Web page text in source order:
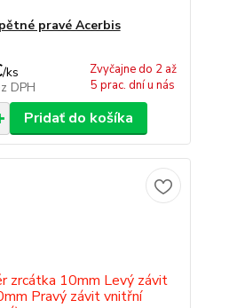
pravé Acerbis
/ks
DPH
Zvyčajne do 2 až
5 prac. dní u nás
Pridať do košíka